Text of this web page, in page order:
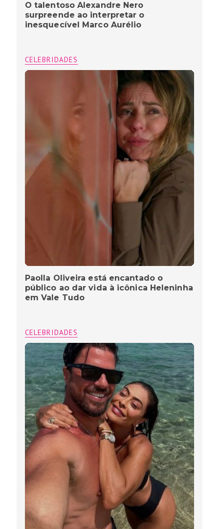
O talentoso Alexandre Nero
surpreende ao interpretar o
inesquecível Marco Aurélio
CELEBRIDADES
Paolla Oliveira está encantado o
público ao dar vida à icônica Heleninha
em Vale Tudo
CELEBRIDADES